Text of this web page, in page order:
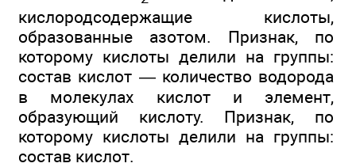
кислородсодержащие кислоты,
образованные азотом. Признак, по
которому кислоты делили на группы:
состав кислот — количество водорода
в молекулах кислот и элемент,
образующий кислоту. Признак, по
которому кислоты делили на группы:
состав кислот.